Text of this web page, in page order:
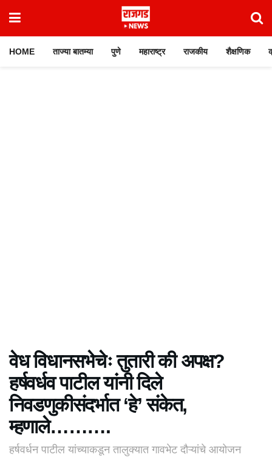
HOME ताज्या बातम्या पुणे महाराष्ट्र राजकीय शैक्षणिक
वेध विधानसभेचेः तुतारी की अपक्ष?
हर्षवर्धव पाटील यांनी दिले
निवडणुकीसंदर्भात ‘हे’ संकेत,
म्हणाले……….
हर्षवर्धन पाटील यांच्याकडून तालुक्यात गावभेट दौऱ्यांचे आयोजन